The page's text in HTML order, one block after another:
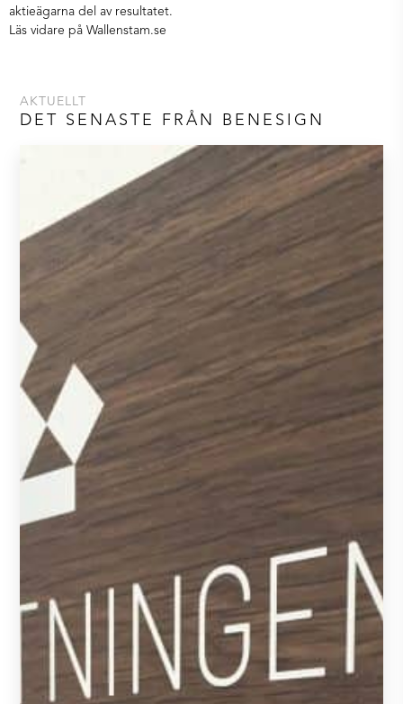
aktieägarna del av resultatet.
Läs vidare på Wallenstam.se
AKTUELLT
DET SENASTE FRÅN BENESIGN